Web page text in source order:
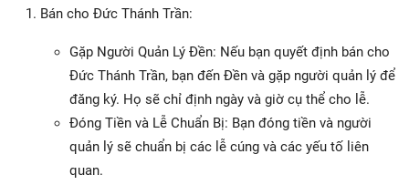
Bán cho Đức Thánh Trần:
Gặp Người Quản Lý Đền: Nếu bạn quyết định bán cho
Đức Thánh Trần, bạn đến Đền và gặp người quản lý để
đăng ký. Họ sẽ chỉ định ngày và giờ cụ thể cho lễ.
Đóng Tiền và Lễ Chuẩn Bị: Bạn đóng tiền và người
quản lý sẽ chuẩn bị các lễ cúng và các yếu tố liên
quan.